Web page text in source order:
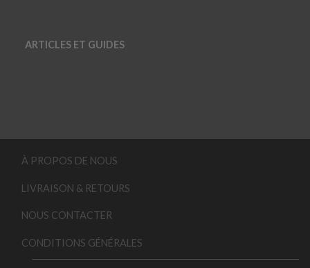
ARTICLES ET GUIDES
À PROPOS DE NOUS
LIVRAISON & RETOURS
NOUS CONTACTER
CONDITIONS GÉNÉRALES